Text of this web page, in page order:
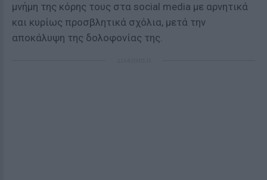
μνήμη της κόρης τους στα social media με αρνητικά
και κυρίως προσβλητικά σχόλια, μετά την
αποκάλυψη της δολοφονίας της.